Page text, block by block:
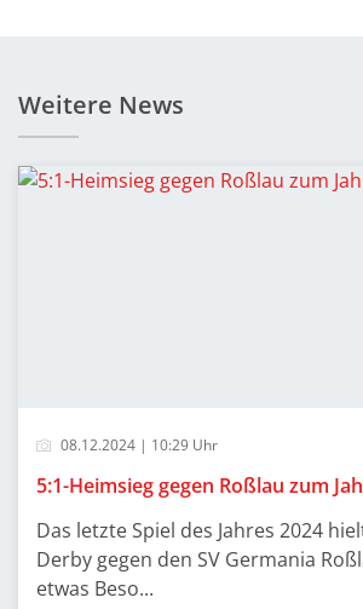
Weitere News
08.12.2024 | 10:29 Uhr
5:1-Heimsieg gegen Roßlau zum
Das letzte Spiel des Jahres 2024
Derby gegen den SV Germania
etwas Beso...